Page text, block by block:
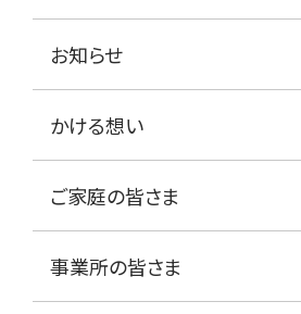
お知らせ
かける想い
ご家庭の皆さま
事業所の皆さま